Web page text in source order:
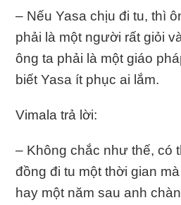
– Nếu Yasa chịu đi tu, thì
phải là một người rất giỏi
ông ta phải là một giáo
biết Yasa ít phục ai lắm.
Vimala trả lời:
– Không chắc như thế, có
đồng đi tu một thời gian
hay một năm sau anh